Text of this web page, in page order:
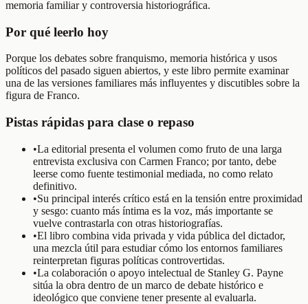
memoria familiar y controversia historiográfica.
Por qué leerlo hoy
Porque los debates sobre franquismo, memoria histórica y usos
políticos del pasado siguen abiertos, y este libro permite examinar
una de las versiones familiares más influyentes y discutibles sobre la
figura de Franco.
Pistas rápidas para clase o repaso
•La editorial presenta el volumen como fruto de una larga
entrevista exclusiva con Carmen Franco; por tanto, debe
leerse como fuente testimonial mediada, no como relato
definitivo.
•Su principal interés crítico está en la tensión entre proximidad
y sesgo: cuanto más íntima es la voz, más importante se
vuelve contrastarla con otras historiografías.
•El libro combina vida privada y vida pública del dictador,
una mezcla útil para estudiar cómo los entornos familiares
reinterpretan figuras políticas controvertidas.
•La colaboración o apoyo intelectual de Stanley G. Payne
sitúa la obra dentro de un marco de debate histórico e
ideológico que conviene tener presente al evaluarla.